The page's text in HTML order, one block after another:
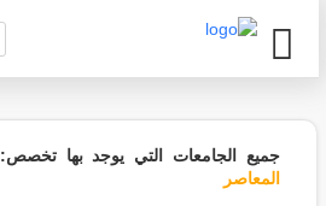
جميع الجامعات التي يوجد بها تخصص:
المعاصر